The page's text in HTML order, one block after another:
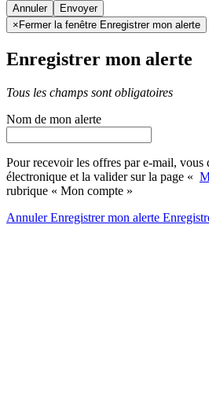
Annuler
× Fermer la fenêtre Enregistrer mon alerte
Enregistrer mon alerte
Tous les champs sont obligatoires
Nom de mon alerte
Pour recevoir les offres par e-mail, vous
électronique et la valider sur la page «
rubrique « Mon compte »
AnnulerEnregistrer mon alerte